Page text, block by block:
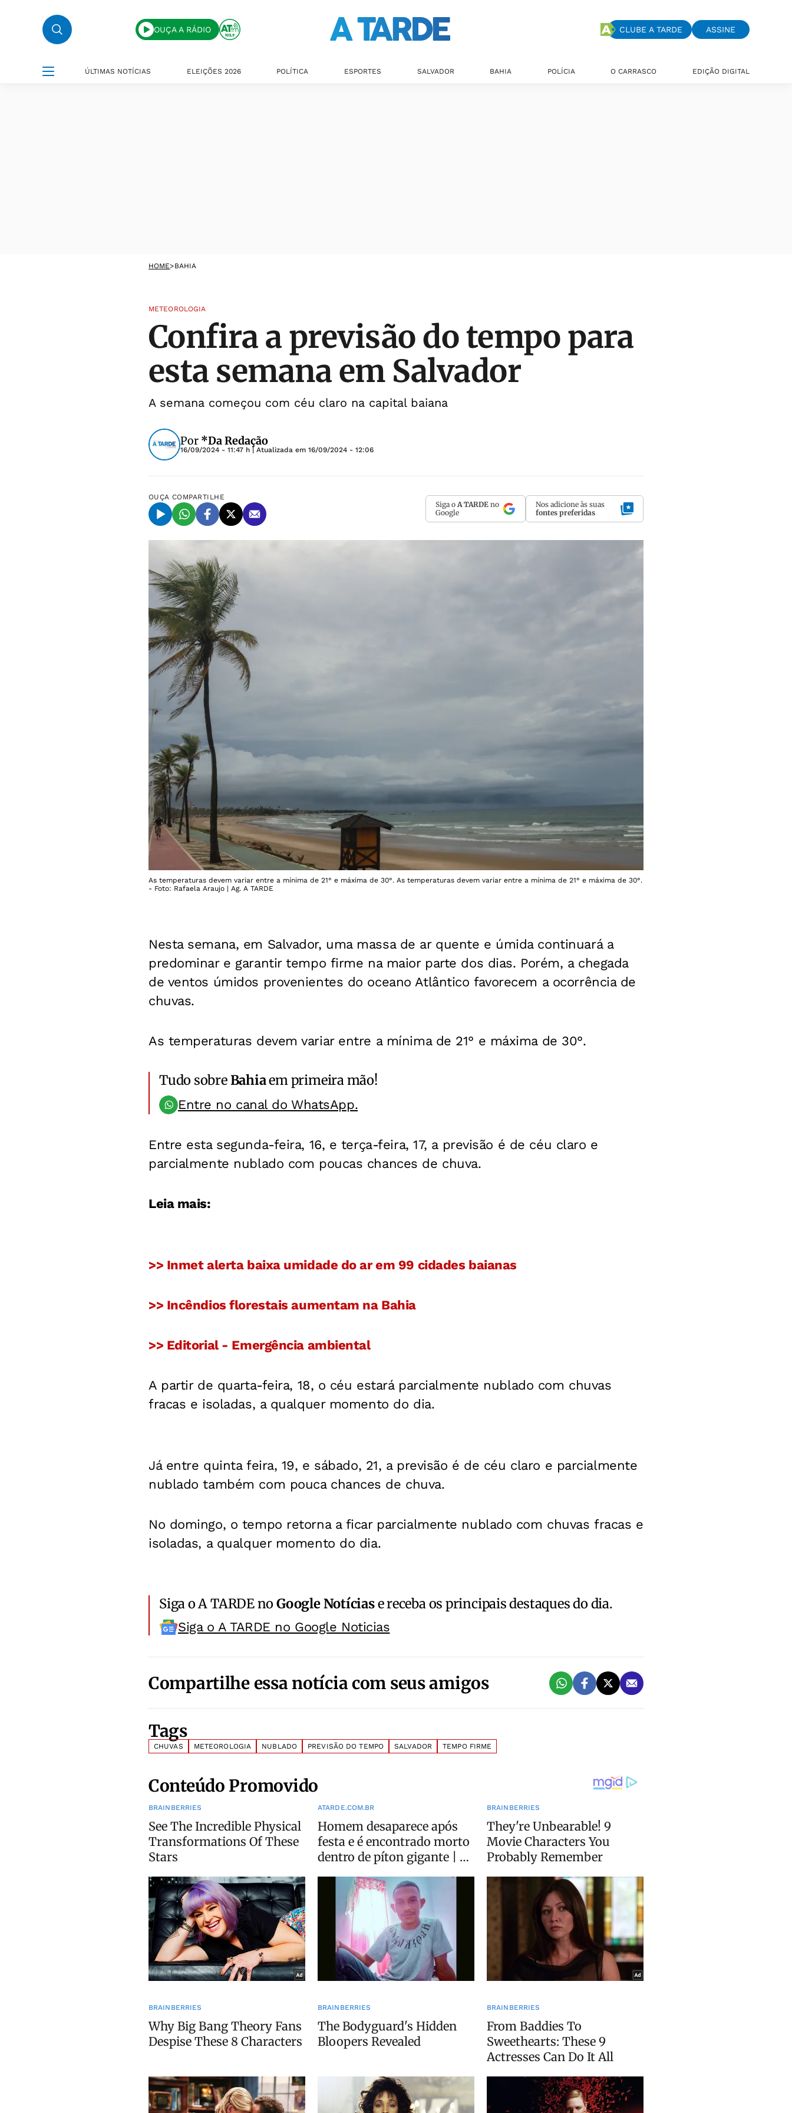
OUÇA A RÁDIO CLUBE A TARDE ASSINE
ÚLTIMAS NOTÍCIAS ELEIÇÕES 2026 POLÍTICA ESPORTES SALVADOR BAHIA POLÍCIA O CARRASCO EDIÇÃO DIGITAL
HOME>BAHIA
METEOROLOGIA
Confira a previsão do tempo para
esta semana em Salvador
A semana começou com céu claro na capital baiana
Por *Da Redação
16/09/2024 - 11:47 h | Atualizada em 16/09/2024 - 12:06
OUÇA COMPARTILHE
Siga o A TARDE no
Google
Nos adicione às suas
fontes preferidas
As temperaturas devem variar entre a mínima de 21° e máxima de 30°. As temperaturas devem variar entre a mínima de 21° e máxima de 30°.
- Foto: Rafaela Araujo | Ag. A TARDE
Nesta semana, em Salvador, uma massa de ar quente e úmida continuará a
predominar e garantir tempo firme na maior parte dos dias. Porém, a chegada
de ventos úmidos provenientes do oceano Atlântico favorecem a ocorrência de
chuvas.
As temperaturas devem variar entre a mínima de 21° e máxima de 30°.
Tudo sobreBahiaem primeira mão!
Entre no canal do WhatsApp.
Entre esta segunda-feira, 16, e terça-feira, 17, a previsão é de céu claro e
parcialmente nublado com poucas chances de chuva.
Leia mais:
>> Inmet alerta baixa umidade do ar em 99 cidades baianas
>> Incêndios florestais aumentam na Bahia
>> Editorial - Emergência ambiental
A partir de quarta-feira, 18, o céu estará parcialmente nublado com chuvas
fracas e isoladas, a qualquer momento do dia.
Já entre quinta feira, 19, e sábado, 21, a previsão é de céu claro e parcialmente
nublado também com pouca chances de chuva.
No domingo, o tempo retorna a ficar parcialmente nublado com chuvas fracas e
isoladas, a qualquer momento do dia.
Siga o A TARDE noGoogle Notíciase receba os principais destaques do dia.
Siga o A TARDE no Google Noticias
Compartilhe essa notícia com seus amigos
Tags
CHUVAS METEOROLOGIA NUBLADO PREVISÃO DO TEMPO SALVADOR TEMPO FIRME